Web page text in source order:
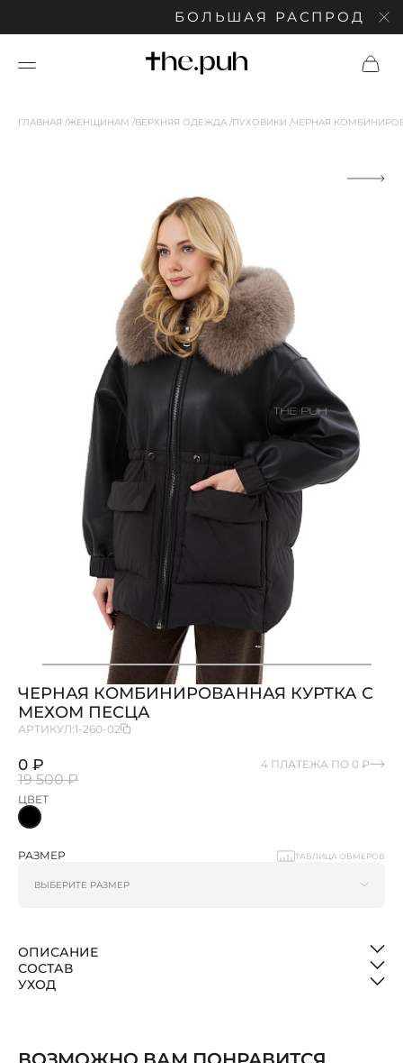
БОЛЬШАЯ РАСПРОДАЖА:
ГЛАВНАЯ ЖЕНЩИНАМ ВЕРХНЯЯ ОДЕЖДА ПУХОВИКИ ЧЕРНАЯ
ЧЕРНАЯ КОМБИНИРОВАННАЯ КУРТКА С
МЕХОМ ПЕСЦА
АРТИКУЛ:1-260-02
0 ₽
19 500 ₽
4 ПЛАТЕЖА ПО 0 ₽
ЦВЕТ
РАЗМЕР ТАБЛИЦА ОБМЕРОВ
ОПИСАНИЕ
СОСТАВ
УХОД